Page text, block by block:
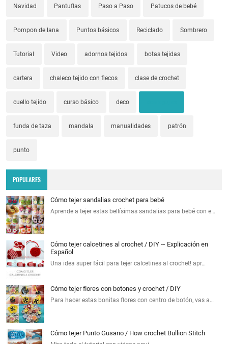
Navidad Pantuflas Paso a Paso Patucos de bebé
Pompon de lana Puntos básicos Reciclado Sombrero
Tutorial Video adornos tejidos botas tejidas
cartera chaleco tejido con flecos clase de crochet
cuello tejido curso básico deco
funda de taza mandala manualidades patrón
punto
POPULARES
Cómo tejer sandalias crochet para bebé
Aprende a tejer estas bellísimas sandalias para bebé con e…
Cómo tejer calcetines al crochet / DIY ~ Explicación en
Español
Una idea super fácil para tejer calcetines al crochet! apr…
Cómo tejer flores con botones y crochet / DIY
Para hacer estas bonitas flores con centro de botón, vas a…
Cómo tejer Punto Gusano / How crochet Bullion Stitch